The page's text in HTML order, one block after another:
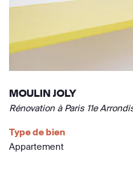
MOULIN JOLY
Rénovation à Paris 11e
Type de bien
Appartement